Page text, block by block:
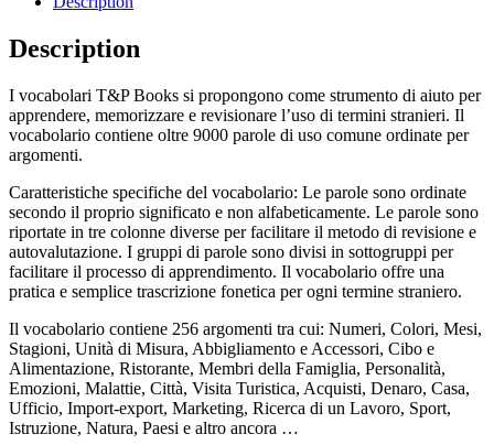
Description
I vocabolari T&P Books si propongono come strumento di aiuto per
apprendere, memorizzare e revisionare l’uso di termini stranieri. Il
vocabolario contiene oltre 9000 parole di uso comune ordinate per
argomenti.
Caratteristiche specifiche del vocabolario: Le parole sono ordinate
secondo il proprio significato e non alfabeticamente. Le parole sono
riportate in tre colonne diverse per facilitare il metodo di revisione e
autovalutazione. I gruppi di parole sono divisi in sottogruppi per
facilitare il processo di apprendimento. Il vocabolario offre una
pratica e semplice trascrizione fonetica per ogni termine straniero.
Il vocabolario contiene 256 argomenti tra cui: Numeri, Colori, Mesi,
Stagioni, Unità di Misura, Abbigliamento e Accessori, Cibo e
Alimentazione, Ristorante, Membri della Famiglia, Personalità,
Emozioni, Malattie, Città, Visita Turistica, Acquisti, Denaro, Casa,
Ufficio, Import-export, Marketing, Ricerca di un Lavoro, Sport,
Istruzione, Natura, Paesi e altro ancora …